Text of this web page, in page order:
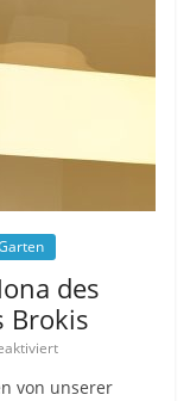
des
Brokis
von unserer